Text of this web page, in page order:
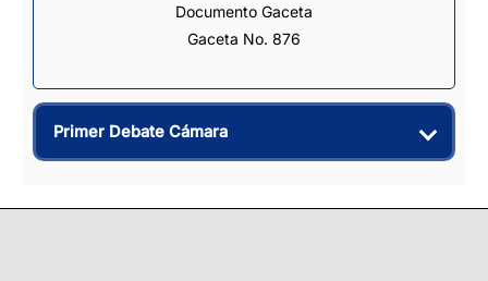
Documento Gaceta
Gaceta No. 876
Primer Debate Cámara